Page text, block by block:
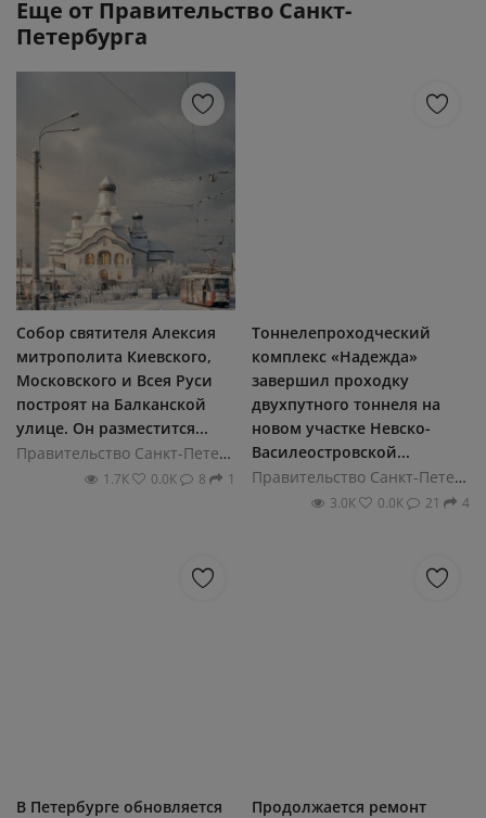
Еще от Правительство Санкт-
Петербурга
Собор святителя Алексия
митрополита Киевского,
Московского и Всея Руси
построят на Балканской
улице. Он разместится...
Правительство Санкт-Петербурга
1.7К 0.0К 8 1
Тоннелепроходческий
комплекс «Надежда»
завершил проходку
двухпутного тоннеля на
новом участке Невско-
Василеостровской...
Правительство Санкт-Петербурга
3.0К 0.0К 21 4
В Петербурге обновляется
Продолжается ремонт